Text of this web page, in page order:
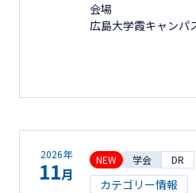
会場
広島大学霞キャンパ
2026年
11月
NEW 学会 DR
カテゴリー情報